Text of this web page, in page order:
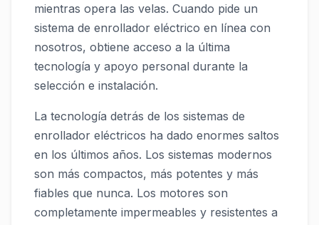
mientras opera las velas. Cuando pide un
sistema de enrollador eléctrico en línea con
nosotros, obtiene acceso a la última
tecnología y apoyo personal durante la
selección e instalación.
La tecnología detrás de los sistemas de
enrollador eléctricos ha dado enormes saltos
en los últimos años. Los sistemas modernos
son más compactos, más potentes y más
fiables que nunca. Los motores son
completamente impermeables y resistentes a